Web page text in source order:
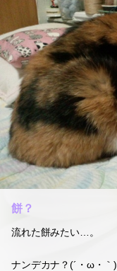
餅？
流れた餅みたい…。
ナンデカナ？(´・ω・｀)